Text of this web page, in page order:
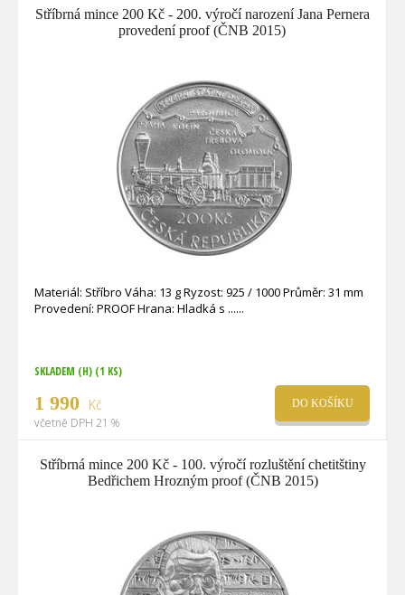
Stříbrná mince 200 Kč - 200. výročí narození Jana Pernera
provedení proof (ČNB 2015)
Materiál: Stříbro Váha: 13 g Ryzost: 925 / 1000 Průměr: 31 mm
Provedení: PROOF Hrana: Hladká s ...
SKLADEM (H) (1 KS)
1 990 Kč
včetně DPH 21 %
DO KOŠÍKU
Stříbrná mince 200 Kč - 100. výročí rozluštění chetitštiny
Bedřichem Hrozným proof (ČNB 2015)